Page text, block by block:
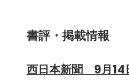
書評・掲載情報
西日本新聞 9月14